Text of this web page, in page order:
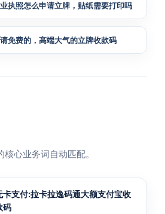
执照怎么申请立牌，贴纸需要打印吗
免费的，高端大气的立牌收款码
心业务词自动匹配。
卡支付:拉卡拉逸码通大额支付宝收
码